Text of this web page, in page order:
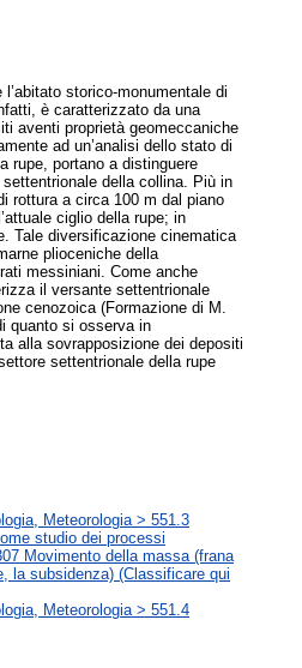
storico-monumentale di
è caratterizzato da una
aventi proprietà geomeccaniche
ad un’analisi dello stato di
rupe, portano a distinguere
della collina. Più in
rottura a circa 100 m dal piano
ciglio della rupe; in
Tale diversificazione cinematica
plioceniche della
messiniani. Come anche
il versante settentrionale
cenozoica (Formazione di M.
quanto si osserva in
alla sovrapposizione dei depositi
settentrionale della rupe
Meteorologia > 551.3
studio dei processi
Movimento della massa (frana
la subsidenza) (Classificare qui
Meteorologia > 551.4